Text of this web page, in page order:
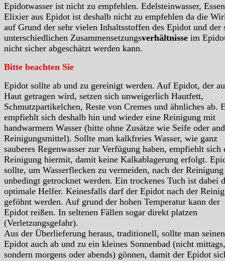
Epidotwasser ist nicht zu empfehlen. Edelsteinwasser,
Elixier aus Epidot ist deshalb nicht zu empfehlen da die
auf Grund der sehr vielen Inhaltsstoffen des Epidot und der
unterschiedlichen Zusammensetzungsverhältnisse im
nicht sicher abgeschätzt werden kann.
Bitte beachten Sie
Epidot sollte ab und zu gereinigt werden. Auf Epidot, der
Haut getragen wird, setzen sich unweigerlich Hautfett,
Schmutzpartikelchen, Reste von Cremes und ähnliches ab.
empfiehlt sich deshalb hin und wieder eine Reinigung mit
handwarmem Wasser (bitte ohne Zusätze wie Seife oder
Reinigungsmittel). Sollte man kalkfreies Wasser, wie ganz
sauberes Regenwasser zur Verfügung haben, empfiehlt sich
Reinigung hiermit, damit keine Kalkablagerung erfolgt.
sollte, um Wasserflecken zu vermeiden, nach der Reinigung
unbedingt getrocknet werden. Ein trockenes Tuch ist dabei
optimale Helfer. Keinesfalls darf der Epidot nach der
geföhnt werden. Auf grund der hohen Temperatur kann der
Epidot reißen. In seltenen Fällen sogar direkt platzen
(Verletzungsgefahr).
Aus der Überlieferung heraus, traditionell, sollte man seinen
Epidot auch ab und zu ein kleines Sonnenbad (nicht mittags,
sondern morgens oder abends) gönnen, damit der Epidot